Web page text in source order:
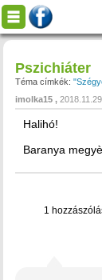
Pszichiáter
Téma címkék:
imolka15
2018.11.29.
Halihó!
Baranya
1